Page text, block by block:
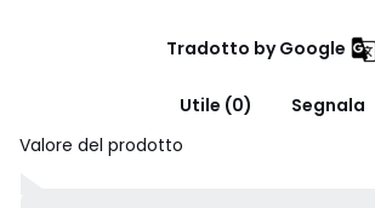
Tradotto by Google
Utile (0)
Segnala
Valore del prodotto